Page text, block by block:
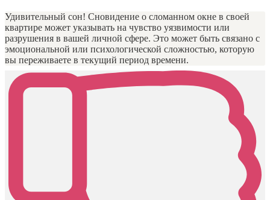
Удивительный сон! Сновидение о сломанном окне в своей
квартире может указывать на чувство уязвимости или
разрушения в вашей личной сфере. Это может быть связано с
эмоциональной или психологической сложностью, которую
вы переживаете в текущий период времени.